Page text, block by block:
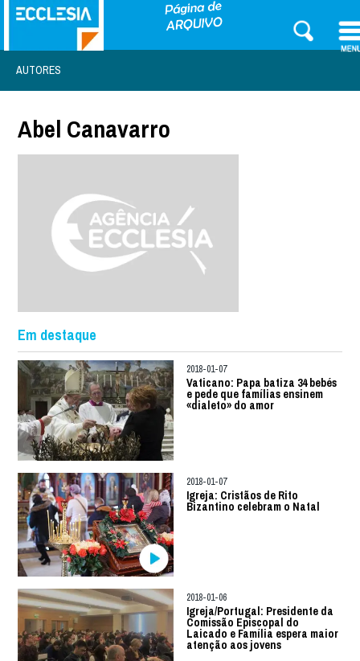
AUTORES
Abel Canavarro
Em destaque
2018-01-07
Vaticano: Papa batiza 34 bebés
e pede que famílias ensinem
«dialeto» do amor
2018-01-07
Igreja: Cristãos de Rito
Bizantino celebram o Natal
2018-01-06
Igreja/Portugal: Presidente da
Comissão Episcopal do
Laicado e Família espera maior
atenção aos jovens